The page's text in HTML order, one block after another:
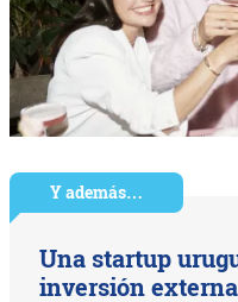
Y además…
Una startup
inversión